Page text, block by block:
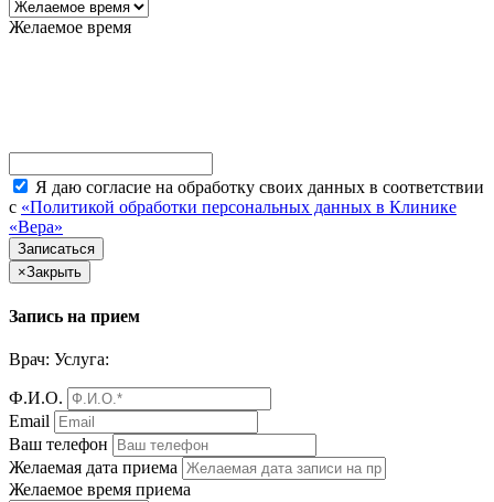
Желаемое время
Я даю согласие на обработку своих данных в соответствии
с «Политикой обработки персональных данных в Клинике
«Вера»
×Закрыть
Запись на прием
Врач: Услуга:
Ф.И.О.
Email
Ваш телефон
Желаемая дата приема
Желаемое время приема